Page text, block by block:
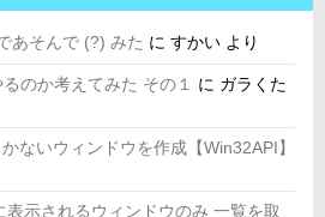
あそんで (?) みた に すかい より
のか考えてみた その１ に ガラくた
ないウィンドウを作成【Win32API】
示されるウィンドウのみ 一覧を取